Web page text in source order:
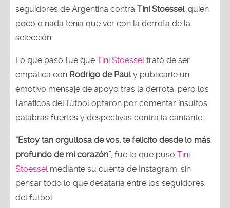
seguidores de Argentina contra Tini Stoessel, quien
poco o nada tenía que ver con la derrota de la
selección.
Lo que pasó fue que Tini Stoessel trató de ser
empática con Rodrigo de Pauly publicarle un
emotivo mensaje de apoyo tras la derrota, pero los
fanáticos del fútbol optaron por comentar insultos,
palabras fuertes y despectivas contra la cantante.
“Estoy tan orgullosa de vos, te felicito desde lo más
profundo de mi corazón” , fue lo que puso Tini
Stoessel mediante su cuenta de Instagram, sin
pensar todo lo que desataría entre los seguidores
del futbol.